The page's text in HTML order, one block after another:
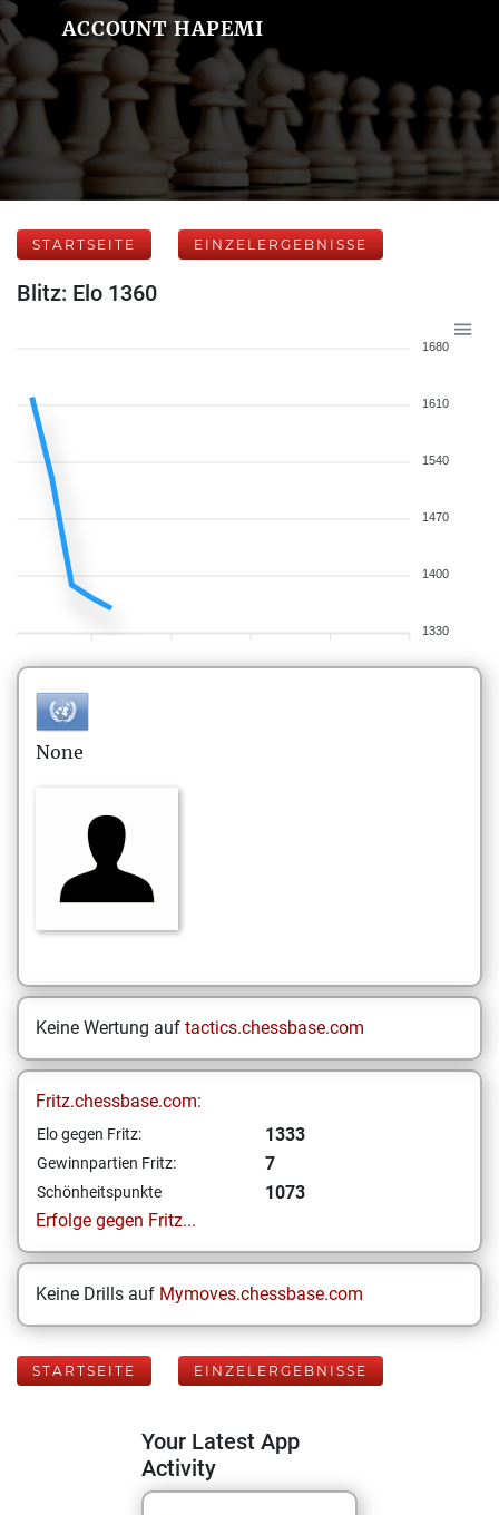
ACCOUNT HAPEMI
STARTSEITE EINZELERGEBNISSE
Blitz: Elo 1360
1680
1610
1540
1470
1400
1330
None
Keine Wertung auf tactics.chessbase.com
Fritz.chessbase.com:
Elo gegen Fritz: 1333
Gewinnpartien Fritz: 7
Schönheitspunkte
1073
Erfolge gegen Fritz...
Keine Drills auf Mymoves.chessbase.com
STARTSEITE EINZELERGEBNISSE
Your Latest App
Activity